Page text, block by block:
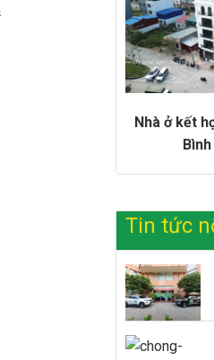
Nhà ở kết
Tin tức